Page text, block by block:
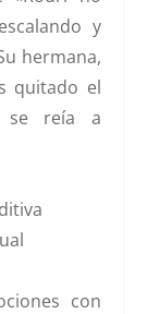
y
hermana,
quitado el
se reía a
con